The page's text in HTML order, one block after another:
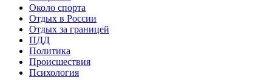
Около спорта
Отдых в России
Отдых за границей
ПДД
Политика
Происшествия
Психология